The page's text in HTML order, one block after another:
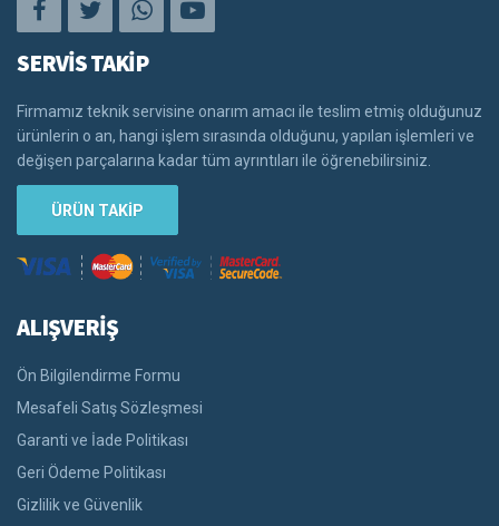
SERVİS TAKİP
Firmamız teknik servisine onarım amacı ile teslim etmiş olduğunuz
ürünlerin o an, hangi işlem sırasında olduğunu, yapılan işlemleri ve
değişen parçalarına kadar tüm ayrıntıları ile öğrenebilirsiniz.
ÜRÜN TAKİP
ALIŞVERİŞ
Ön Bilgilendirme Formu
Mesafeli Satış Sözleşmesi
Garanti ve İade Politikası
Geri Ödeme Politikası
Gizlilik ve Güvenlik